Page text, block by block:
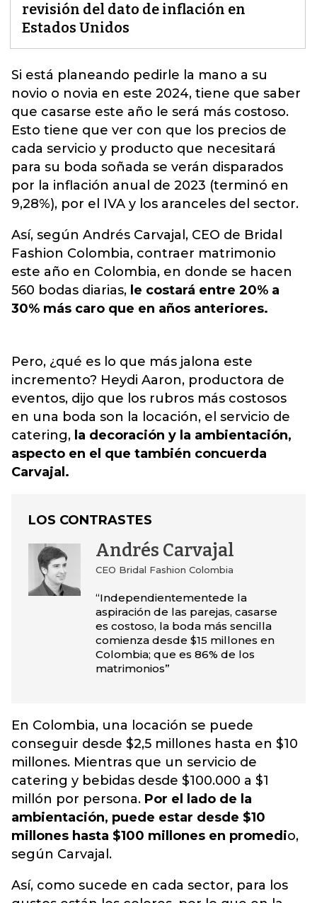
revisión del dato de inflación en
Estados Unidos
Si está planeando pedirle la mano a su
novio o novia en este 2024, tiene que saber
que casarse este año le será más costoso.
Esto tiene que ver con que los precios de
cada servicio y producto que necesitará
para su boda soñada se verán disparados
por la inflación anual de 2023 (terminó en
9,28%), por el IVA y los aranceles del sector.
Así, según Andrés Carvajal, CEO de Bridal
Fashion Colombia, contraer matrimonio
este año en Colombia, en donde se hacen
560 bodas diarias, le costará entre 20% a
30% más caro que en años anteriores.
Pero, ¿qué es lo que más jalona este
incremento? Heydi Aaron, productora de
eventos, dijo que los rubros más costosos
en una boda son la locación, el servicio de
catering, la decoración y la ambientación,
aspecto en el que también concuerda
Carvajal.
LOS CONTRASTES
Andrés Carvajal
CEO Bridal Fashion Colombia
“Independientementede la
aspiración de las parejas, casarse
es costoso, la boda más sencilla
comienza desde $15 millones en
Colombia; que es 86% de los
matrimonios”
En Colombia, una locación se puede
conseguir desde $2,5 millones hasta en $10
millones. Mientras que un servicio de
catering y bebidas desde $100.000 a $1
millón por persona. Por el lado de la
ambientación, puede estar desde $10
millones hasta $100 millones en promedio,
según Carvajal.
Así, como sucede en cada sector, para los